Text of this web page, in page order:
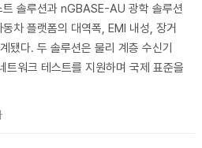
솔루션과 nGBASE-AU 광학 솔루션
차 플랫폼의 대역폭, EMI 내성, 장거
됐다. 두 솔루션은 물리 계층 수신기
트워크 테스트를 지원하며 국제 표준을